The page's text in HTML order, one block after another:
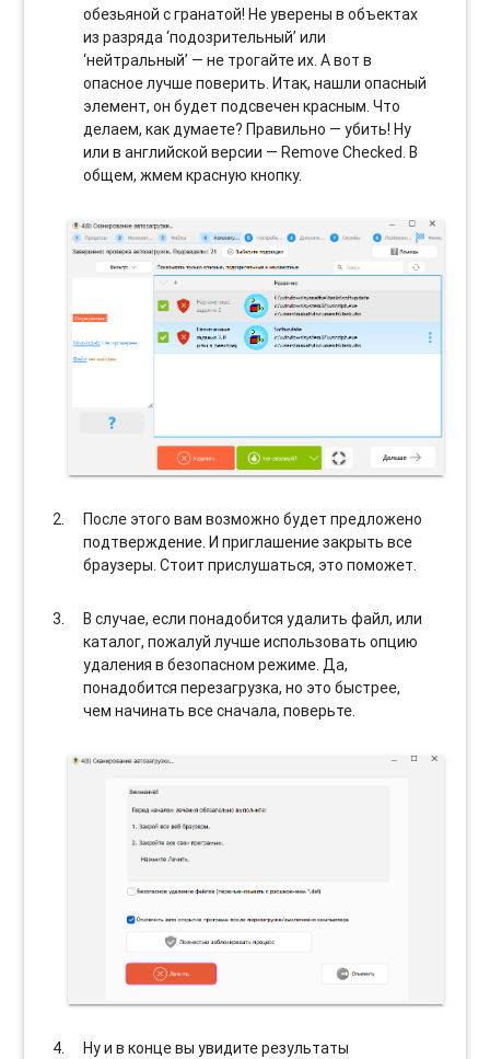
обезьяной с гранатой! Не уверены в объектах
из разряда ‘подозрительный’ или
‘нейтральный’ — не трогайте их. А вот в
опасное лучше поверить. Итак, нашли опасный
элемент, он будет подсвечен красным. Что
делаем, как думаете? Правильно — убить! Ну
или в английской версии — Remove Checked. В
общем, жмем красную кнопку.
После этого вам возможно будет предложено
подтверждение. И приглашение закрыть все
браузеры. Стоит прислушаться, это поможет.
В случае, если понадобится удалить файл, или
каталог, пожалуй лучше использовать опцию
удаления в безопасном режиме. Да,
понадобится перезагрузка, но это быстрее,
чем начинать все сначала, поверьте.
Ну и в конце вы увидите результаты